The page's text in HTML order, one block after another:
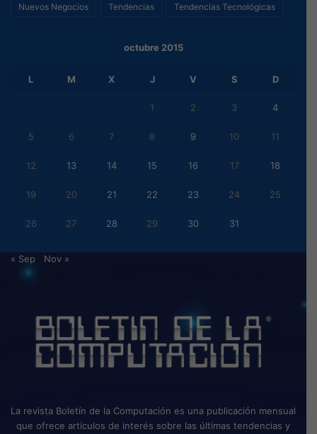
Nuevos Negocios Tendencias Tendencias Tecnológicas
octubre 2015
L M X J V S D
1 2 3 4
5 6 7 8 9 10 11
12 13 14 15 16 17 18
19 20 21 22 23 24 25
26 27 28 29 30 31
« Sep Nov »
La revista Boletín de la Computación es una publicación mensual
que ofrece artículos de interés sobre las últimas tendencias y